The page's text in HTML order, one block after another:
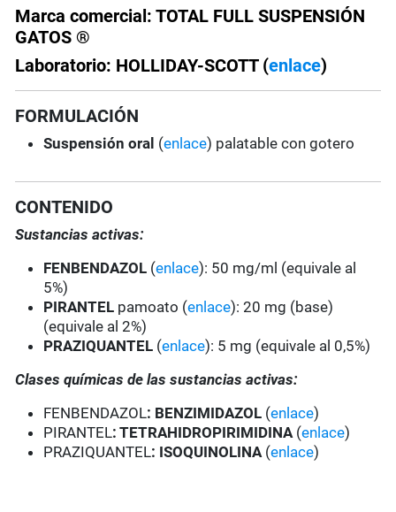
Marca comercial: TOTAL FULL SUSPENSIÓN
GATOS ®
Laboratorio: HOLLIDAY-SCOTT (enlace)
FORMULACIÓN
Suspensión oral (enlace) palatable con gotero
CONTENIDO
Sustancias activas:
FENBENDAZOL (enlace): 50 mg/ml (equivale al
5%)
PIRANTEL pamoato (enlace): 20 mg (base)
(equivale al 2%)
PRAZIQUANTEL (enlace): 5 mg (equivale al 0,5%)
Clases químicas de las sustancias activas:
FENBENDAZOL: BENZIMIDAZOL (enlace)
PIRANTEL:TETRAHIDROPIRIMIDINA(enlace)
PRAZIQUANTEL: ISOQUINOLINA(enlace)